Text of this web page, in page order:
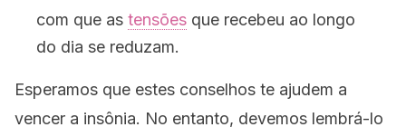
com que as tensões que recebeu ao longo
do dia se reduzam.
Esperamos que estes conselhos te ajudem a
vencer a insônia. No entanto, devemos lembrá-lo